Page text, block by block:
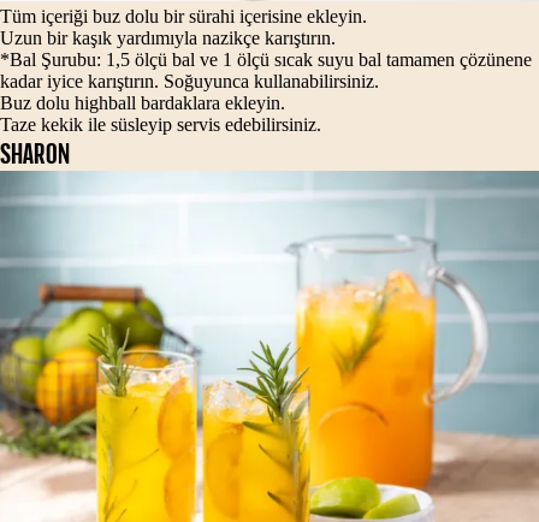
Tüm içeriği buz dolu bir sürahi içerisine ekleyin.
Uzun bir kaşık yardımıyla nazikçe karıştırın.
*Bal Şurubu: 1,5 ölçü bal ve 1 ölçü sıcak suyu bal tamamen çözünene
kadar iyice karıştırın. Soğuyunca kullanabilirsiniz.
Buz dolu highball bardaklara ekleyin.
Taze kekik ile süsleyip servis edebilirsiniz.
SHARON